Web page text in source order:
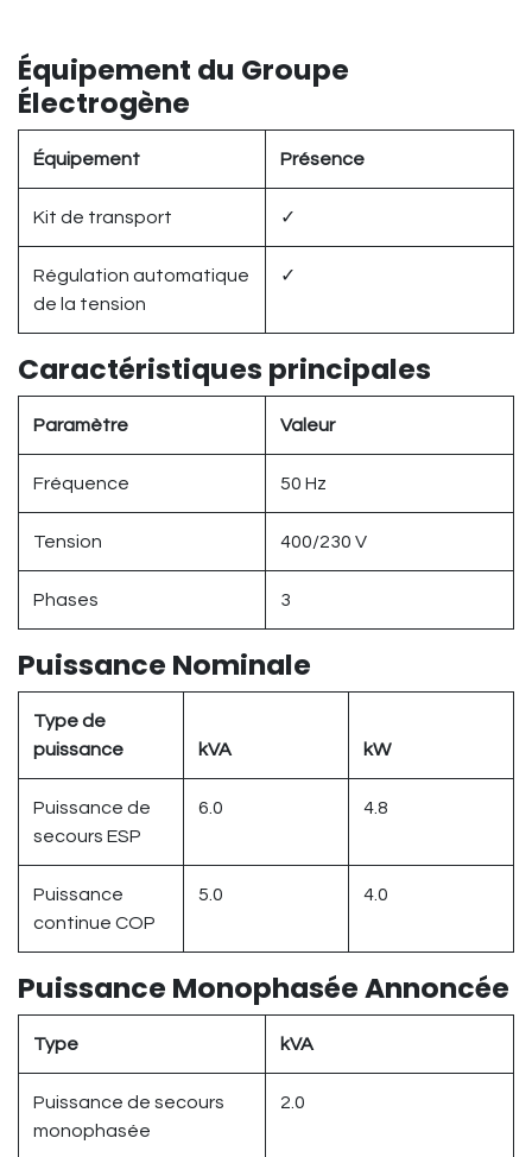
Équipement du Groupe
Électrogène
Équipement Présence
Kit de transport ✓
Régulation automatique
de la tension
✓
Caractéristiques principales
Paramètre Valeur
Fréquence 50 Hz
Tension 400/230 V
Phases 3
Puissance Nominale
Type de
puissance
kVA kW
Puissance de
secours ESP
6.0 4.8
Puissance
continue COP
5.0 4.0
Puissance Monophasée Annoncée
Type kVA
Puissance de secours
monophasée
2.0